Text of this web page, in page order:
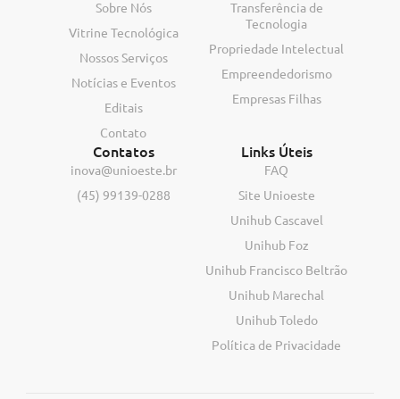
Sobre Nós
Vitrine Tecnológica
Nossos Serviços
Notícias e Eventos
Editais
Contato
Transferência de
Tecnologia
Propriedade Intelectual
Empreendedorismo
Empresas Filhas
Contatos
inova@unioeste.br
(45) 99139-0288
Links Úteis
FAQ
Site Unioeste
Unihub Cascavel
Unihub Foz
Unihub Francisco Beltrão
Unihub Marechal
Unihub Toledo
Política de Privacidade